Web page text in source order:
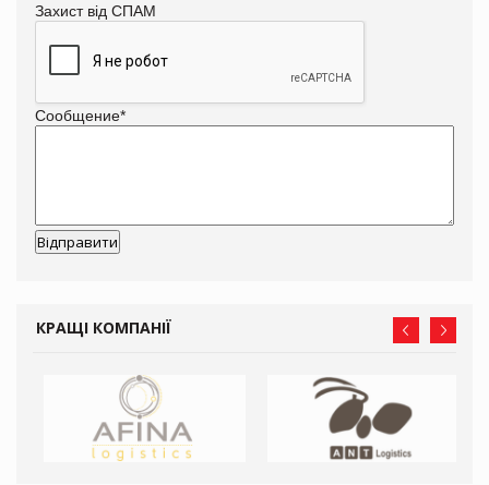
Захист від СПАМ
Сообщение*
КРАЩІ КОМПАНІЇ